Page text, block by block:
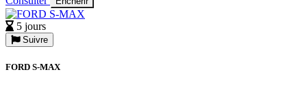
5 jours
Suivre
FORD S-MAX